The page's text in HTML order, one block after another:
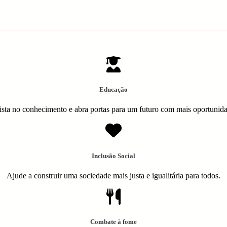
Educação
no conhecimento e abra portas para um futuro com mais
Inclusão Social
Ajude a construir uma sociedade mais justa e igualitária para todos.
Combate à fome